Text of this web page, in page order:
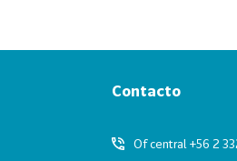
Contacto
Of central +56 2